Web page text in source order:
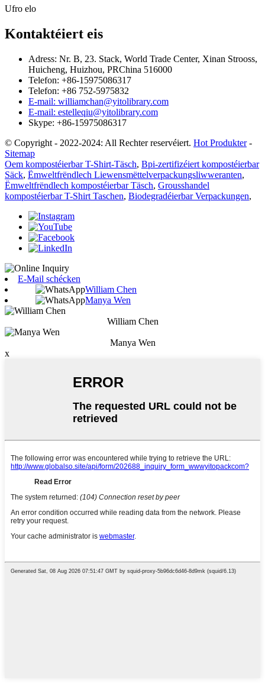
Ufro elo
Kontaktéiert eis
Adress: Nr. B, 23. Stack, World Trade Center, Xinan Strooss,
Huicheng, Huizhou, PRChina 516000
Telefon: +86-15975086317
Telefon: +86 752-5975832
E-mail: williamchan@yitolibrary.com
E-mail: estelleqiu@yitolibrary.com
Skype: +86-15975086317
© Copyright - 2022-2024: All Rechter reservéiert. Hot Produkter-
Sitemap
Oem kompostéierbar T-Shirt-Täsch, Bpi-zertifizéiert kompostéierbar
Säck, Ëmweltfrëndlech Liewensmëttelverpackungsliwweranten,
Ëmweltfrëndlech kompostéierbar Täsch, Grousshandel
kompostéierbar T-Shirt Taschen, Biodegradéierbar Verpackungen,
E-Mail schécken
William Chen
Manya Wen
William Chen
Manya Wen
x